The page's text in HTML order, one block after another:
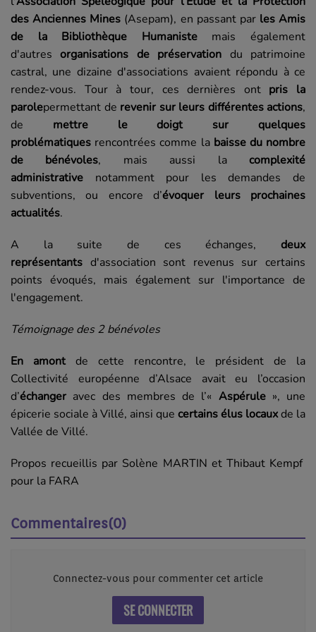
des Anciennes Mines (Asepam), en passant par les Amis
de la Bibliothèque Humanistemais également
d'autresorganisations de préservation du patrimoine
castral, une dizaine d'associations avaient répondu à ce
rendez-vous. Tour à tour, ces dernières ont pris la
parolepermettant de revenir sur leurs différentes actions,
de mettre le doigt sur quelques
problématiques rencontrées comme la baisse du nombre
de bénévoles, mais aussi lacomplexité
administrative notamment pour les demandes de
subventions, ou encore d’évoquer leurs prochaines
actualités.
A la suite de ces échanges, deux
représentants d'association sont revenus sur certains
points évoqués, mais également sur l'importance de
l'engagement.
Témoignage des 2 bénévoles
En amontde cette rencontre, le président de la
Collectivité européenne d’Alsace avait eu l’occasion
d’échanger avec des membres de l’« Aspérule», une
épicerie sociale à Villé, ainsi que certains élus locauxde la
Vallée de Villé.
Propos recueillis par Solène MARTIN et Thibaut Kempf
pour la FARA
Commentaires(0)
Connectez-vous pour commenter cet article
SE CONNECTER